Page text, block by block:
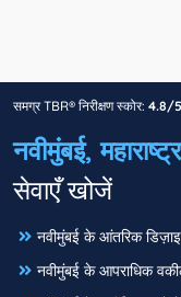
समग्र TBR® निरीक्षण स्कोर: 4.8/
नवीमुंबई, महाराष्ट्र
सेवाएँ खोजें
नवीमुंबई के आंतरिक
नवीमुंबई के आपराधिक